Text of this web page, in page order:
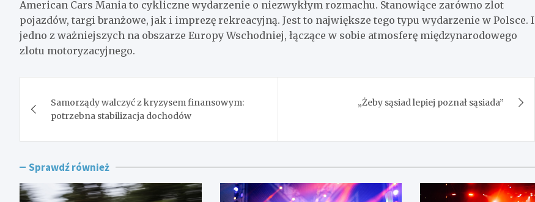
American Cars Mania to cykliczne wydarzenie o niezwykłym rozmachu. Stanowiące zarówno zlot
pojazdów, targi branżowe, jak i imprezę rekreacyjną. Jest to największe tego typu wydarzenie w Polsce. I
jedno z ważniejszych na obszarze Europy Wschodniej, łączące w sobie atmosferę międzynarodowego
zlotu motoryzacyjnego.
wpisu
Samorządy walczyć z kryzysem finansowym:
potrzebna stabilizacja dochodów
„Żeby sąsiad lepiej poznał sąsiada”
Sprawdź również